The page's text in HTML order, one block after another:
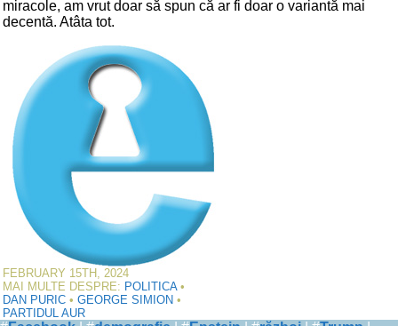
miracole, am vrut doar să spun că ar fi doar o variantă mai
decentă. Atâta tot.
FEBRUARY 15TH, 2024
MAI MULTE DESPRE: POLITICA•
DAN PURIC • GEORGE SIMION •
PARTIDUL AUR